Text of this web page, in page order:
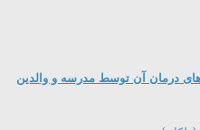
درمان آن توسط مدرسه و والدین